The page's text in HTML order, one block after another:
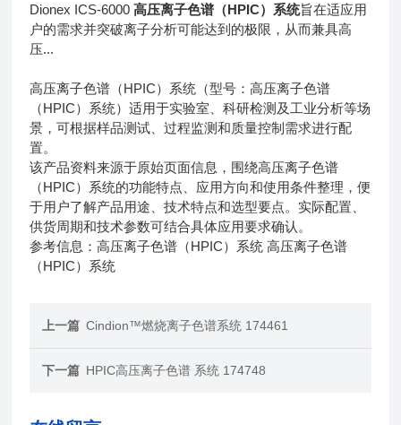
Dionex ICS-6000高压离子色谱（HPIC）系统旨在适应用
户的需求并突破离子分析可能达到的极限，从而兼具高
压...
高压离子色谱（HPIC）系统（型号：高压离子色谱
（HPIC）系统）适用于实验室、科研检测及工业分析等场
景，可根据样品测试、过程监测和质量控制需求进行配
置。
该产品资料来源于原始页面信息，围绕高压离子色谱
（HPIC）系统的功能特点、应用方向和使用条件整理，便
于用户了解产品用途、技术特点和选型要点。实际配置、
供货周期和技术参数可结合具体应用要求确认。
参考信息：高压离子色谱（HPIC）系统 高压离子色谱
（HPIC）系统
上一篇 Cindion™燃烧离子色谱系统 174461
下一篇 HPIC高压离子色谱 系统 174748